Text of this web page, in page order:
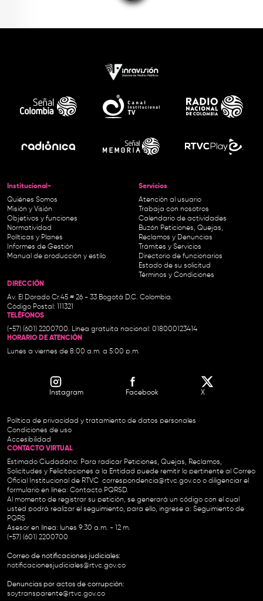
Institucional-
Quiénes Somos
Misión y Visión
Objetivos y funciones
Normatividad
Políticas y Planes
Informes de Gestión
Manual de producción y estilo
Servicios
Atención al usuario
Trabaja con nosotros
Calendario de actividades
Buzón Peticiones, Quejas,
Reclamos y Denuncias
Trámites y Servicios
Directorio de funcionarios
Estado de su solicitud
Términos y Condiciones
DIRECCIÓN
Av. El Dorado Cr.45 # 26 - 33 Bogotá D.C. Colombia.
Código Postal: 111321
TELÉFONOS
(+57) (601) 2200700. Línea gratuita nacional: 018000123414
HORARIO DE ATENCIÓN
Lunes a viernes de 8:00 a.m. a 5:00 p.m.
Instagram Facebook X
Política de privacidad y tratamiento de datos personales
Condiciones de uso
Accesibilidad
CONTACTO VIRTUAL
Estimado Ciudadano: Para radicar Peticiones, Quejas, Reclamos,
Solicitudes y Felicitaciones a la Entidad puede remitir lo pertinente al Correo
Oficial Institucional de RTVC correspondencia@rtvc.gov.co o diligenciar el
formulario en línea: Contacto PQRSD.
Al momento de registrar su petición, se generará un código con el cual
usted podrá realizar el seguimiento, para ello, ingrese a: Seguimiento de
PQRS
Asesor en línea: lunes 9:30 a.m. - 12 m.
(+57) (601) 2200700
Correo de notificaciones judiciales:
notificacionesjudiciales@rtvc.gov.co
Denuncias por actos de corrupción:
soytransparente@rtvc.gov.co